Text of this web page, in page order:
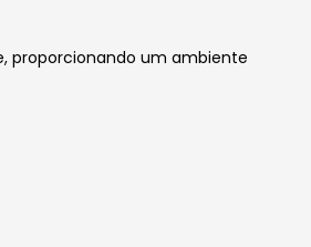
proporcionando um ambiente